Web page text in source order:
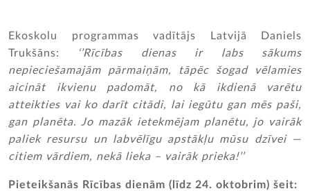
Ekoskolu programmas vadītājs Latvijā Daniels
Trukšāns:
‘’Rīcības dienas ir labs sākums
nepieciešamajām pārmaiņām, tāpēc šogad vēlamies
aicināt ikvienu padomāt, no kā ikdienā varētu
atteikties vai ko darīt citādi, lai iegūtu gan mēs paši,
gan planēta. Jo mazāk ietekmējam planētu, jo vairāk
paliek resursu un labvēlīgu apstākļu mūsu dzīvei —
citiem vārdiem, nekā lieka – vairāk prieka!’’
Pieteikšanās Rīcības dienām (līdz 24. oktobrim) šeit: